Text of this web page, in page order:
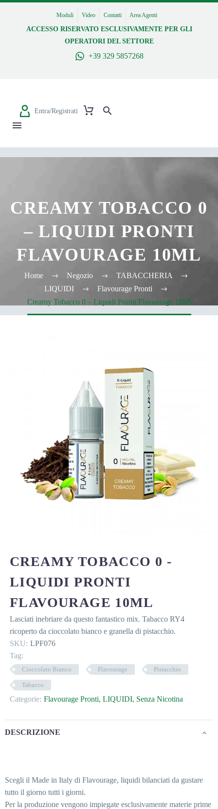
Moduli Video Contatti Area Agenti
ACCESSO RISERVATO ESCLUSIVAMENTE PER GLI
OPERATORI DEL SETTORE
+39 329 5857268
Entra/Registrati
CREAMY TOBACCO 0
– LIQUIDI PRONTI
FLAVOURAGE 10ML
Home Negozio
TABACCHERIA
LIQUIDI
Flavourage Pronti
Creamy Tobacco 0 – Liquidi Pronti Flavourage 10Ml
CREAMY TOBACCO 0 -
LIQUIDI PRONTI
FLAVOURAGE 10ML
Lasciati inebriare da questo fantastico mix. Tabacco RY4
ricoperto da cioccolato bianco e granella di pistacchio.
SKU: LPF076
Tag:
Cioccolato Bianco Flavourage Pistacchio
Tabacco
Categorie: Flavourage Pronti, LIQUIDI, Senza Nicotina
DESCRIZIONE
Scegli il Made in Italy di Flavourage, liquidi bilanciati da gustare
tutto il giorno tutti i giorni.
Per la produzione vengono impiegate esclusivamente materie prime